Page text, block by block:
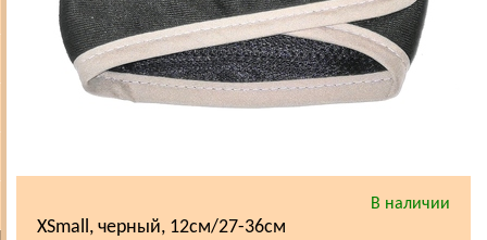
В наличии
XSmall, черный, 12см/27-36см